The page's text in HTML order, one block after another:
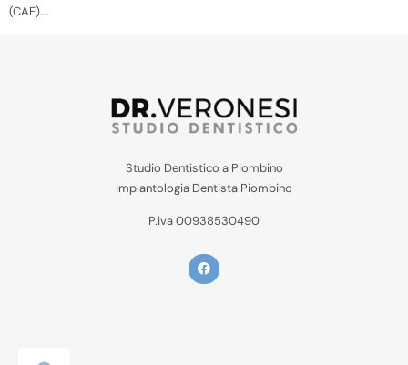
(CAF)….
Studio Dentistico a Piombino
Implantologia Dentista Piombino
P.iva 00938530490